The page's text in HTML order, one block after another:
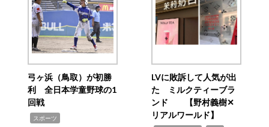
弓ヶ浜（鳥取）が初勝
利 全日本学童野球の1
回戦
スポーツ
LVに敗訴して人気が出
た ミルクティーブラ
ンド 【野村義樹✕
リアルワールド】